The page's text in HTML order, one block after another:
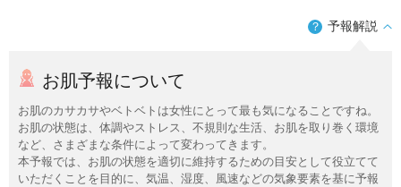
？ 予報解説
お肌予報について
お肌のカサカサやベトベトは女性にとって最も気になることですね。
お肌の状態は、体調やストレス、不規則な生活、お肌を取り巻く環境
など、さまざまな条件によって変わってきます。
本予報では、お肌の状態を適切に維持するための目安として役立てて
いただくことを目的に、気温、湿度、風速などの気象要素を基に予報